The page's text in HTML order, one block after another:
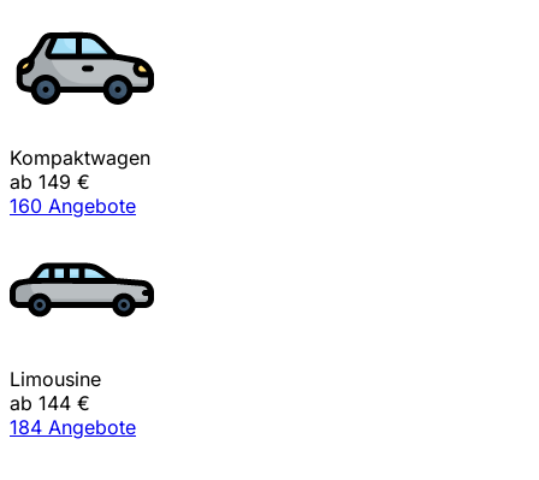
Kompaktwagen
ab 149 €
160 Angebote
Limousine
ab 144 €
184 Angebote